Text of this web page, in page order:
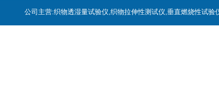
公司主营:织物透湿量试验仪,织物拉伸性测试仪,垂直燃烧性试验